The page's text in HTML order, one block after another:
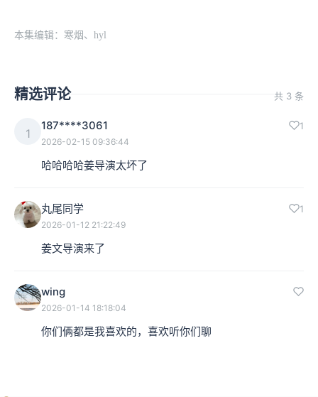
本集编辑：寒烟、hyl
精选评论 共 3 条
1
187****3061 1
2026-02-15 09:36:44
哈哈哈哈姜导演太坏了
丸尾同学 1
2026-01-12 21:22:49
姜文导演来了
wing
2026-01-14 18:18:04
你们俩都是我喜欢的，喜欢听你们聊